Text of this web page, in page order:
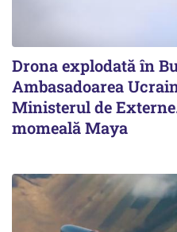
Drona explodată în
Ambasadoarea
Ministerul de
momeală Maya